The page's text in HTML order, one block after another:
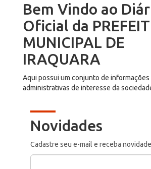
Bem Vindo ao
Oficial da
MUNICIPAL DE
IRAQUARA
Aqui possui um conjunto de
administrativas de interesse da
Novidades
Cadastre seu e-mail e receba